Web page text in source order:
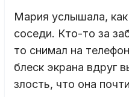
Мария услышала, как
соседи. Кто-то за
то снимал на
блеск экрана вдруг
злость, что она